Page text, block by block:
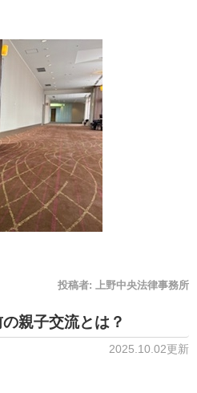
投稿者: 上野中央法律事務所
の親子交流とは？
2025.10.02更新